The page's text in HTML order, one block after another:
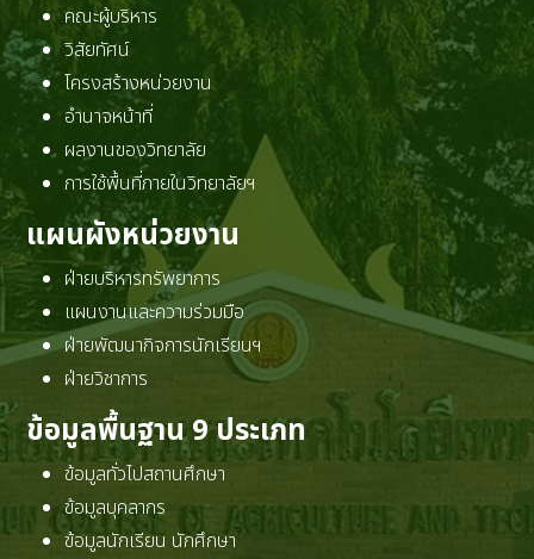
คณะผู้บริหาร
วิสัยทัศน์
โครงสร้างหน่วยงาน
อำนาจหน้าที่
ผลงานของวิทยาลัย
การใช้พื้นที่ภายในวิทยาลัยฯ
แผนผังหน่วยงาน
ฝ่ายบริหารทรัพยาการ
แผนงานและความร่วมมือ
ฝ่ายพัฒนากิจการนักเรียนฯ
ฝ่ายวิชาการ
ข้อมูลพื้นฐาน 9 ประเภท
ข้อมูลทั่วไปสถานศึกษา
ข้อมูลบุคลากร
ข้อมูลนักเรียน นักศึกษา